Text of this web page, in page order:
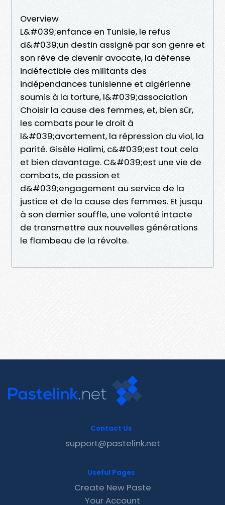
Overview
L&#039;enfance en Tunisie, le refus
d&#039;un destin assigné par son genre et
son rêve de devenir avocate, la défense
indéfectible des militants des
indépendances tunisienne et algérienne
soumis à la torture, l&#039;association
Choisir la cause des femmes, et, bien sûr,
les combats pour le droit à
l&#039;avortement, la répression du viol, la
parité. Gisèle Halimi, c&#039;est tout cela
et bien davantage. C&#039;est une vie de
combats, de passion et
d&#039;engagement au service de la
justice et de la cause des femmes. Et jusqu
à son dernier souffle, une volonté intacte
de transmettre aux nouvelles générations
le flambeau de la révolte.
Contact Us
support@pastelink.net
Useful Pages
Create New Paste
Your Account